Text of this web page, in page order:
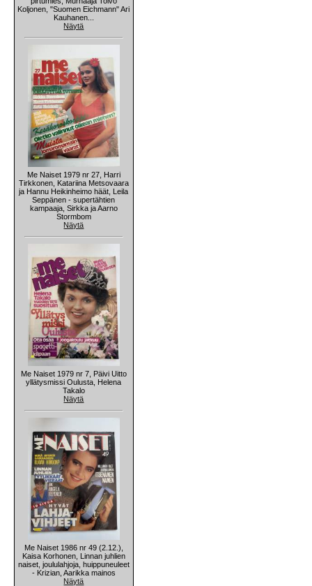
Koljonen, "Suomen Eichmann" Ari
Kauhanen...
Näytä
Me Naiset 1979 nr 27, Harri
Tirkkonen, Katariina Metsovaara
ja Hannu Heikinheimo häät, Leila
Seppänen - supertähtien
kampaaja, Sirkka ja Aarno
Stormbom
Näytä
Me Naiset 1979 nr 7, Päivi Uitto
yllätysmissi Oulusta, Helena
Takalo
Näytä
Me Naiset 1986 nr 49 (2.12.),
Kaisa Korhonen, Linnan juhlien
naiset, joululahjoja, huippuneuleet
- Krizian, Aarikka mainos
Näytä